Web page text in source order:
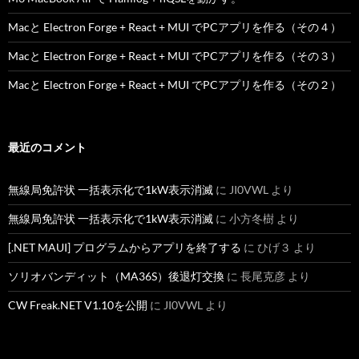
Macと Electron Forge + React + MUI でPCアプリを作る（その４）
Macと Electron Forge + React + MUI でPCアプリを作る（その３）
Macと Electron Forge + React + MUI でPCアプリを作る（その２）
最近のコメント
無線局免許状 一括表示化で1kW表示消滅 に JI0VWL より
無線局免許状 一括表示化で1kW表示消滅 に 小方冬樹 より
[.NET MAUI] プログラムからアプリを終了する に ひげ３ より
ソリオバンディット（MA36S）後退灯交換 に 長尾克彦 より
CW Freak.NET V1.10を公開 に JI0VWL より